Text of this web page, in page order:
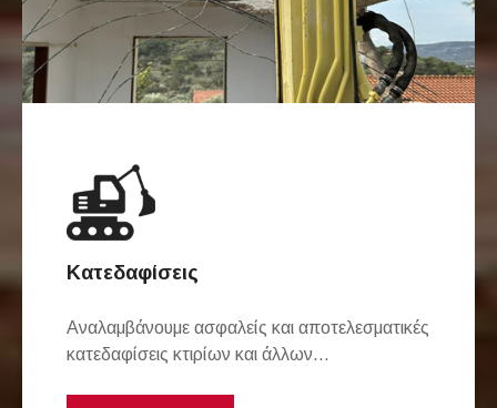
Κατεδαφίσεις
Αναλαμβάνουμε ασφαλείς και αποτελεσματικές
κατεδαφίσεις κτιρίων και άλλων...